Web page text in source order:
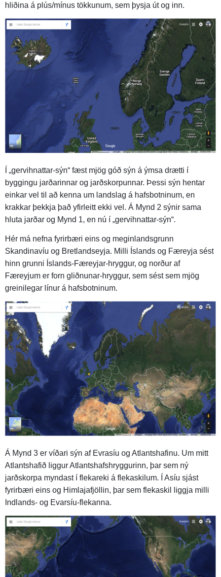
hliðina á plús/mínus tökkunum, sem þysja út og inn.
Í „gervihnattar-sýn“ fæst mjög góð sýn á ýmsa drætti í
byggingu jarðarinnar og jarðskorpunnar. Þessi sýn hentar
einkar vel til að kenna um landslag á hafsbotninum, en
krakkar þekkja það yfirleitt ekki vel. Á Mynd 2 sýnir sama
hluta jarðar og Mynd 1, en nú í „gervihnattar-sýn“.
Hér má nefna fyrirbæri eins og meginlandsgrunn
Skandinavíu og Bretlandseyja. Milli Íslands og Færeyja sést
hinn grunni Íslands-Færeyjar-hryggur, og norður af
Færeyjum er forn gliðnunar-hryggur, sem sést sem mjög
greinilegar línur á hafsbotninum.
Á Mynd 3 er víðari sýn af Evrasíu og Atlantshafinu. Um mitt
Atlantshafið liggur Atlantshafshryggurinn, þar sem ný
jarðskorpa myndast í flekareki á flekaskilum. Í Asíu sjást
fyrirbæri eins og Himlajafjöllin, þar sem flekaskil liggja milli
Indlands- og Evarsíu-flekanna.